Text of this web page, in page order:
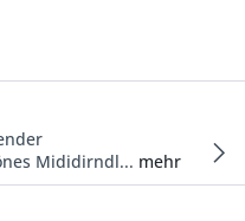
Mididirndl... mehr